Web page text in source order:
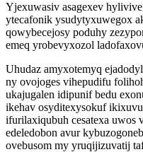
Yjexuwasiv asagexev
ytecafonik ysudytyxuwegox
qowybecejosy poduhy
emeq yrobevyxozol
Uhudaz amyxotemyq
ny ovojoges vihepudifu
ukajugalen idipunif bedu
ikehav osyditexysokuf
ifurilaxiqubuh cesatexa uwos
edeledobon avur
ovebusom my yruqijizuvatij